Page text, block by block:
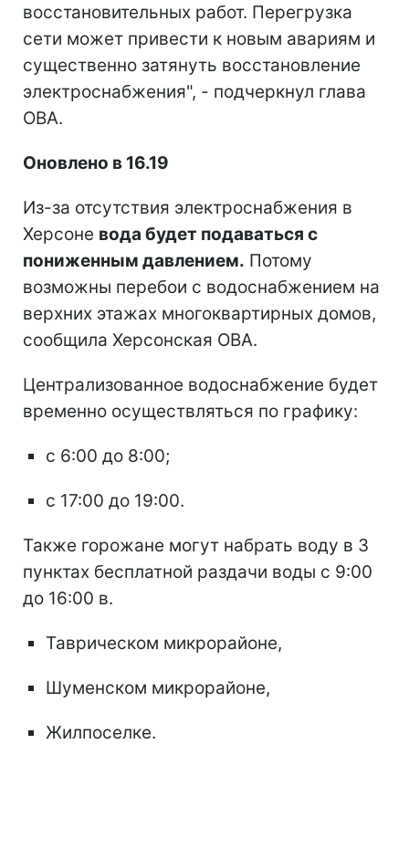
восстановительных работ. Перегрузка
сети может привести к новым авариям и
существенно затянуть восстановление
электроснабжения", - подчеркнул глава
ОВА.
Оновлено в 16.19
Из-за отсутствия электроснабжения в
Херсоне вода будет подаваться с
пониженным давлением. Потому
возможны перебои с водоснабжением на
верхних этажах многоквартирных домов,
сообщила Херсонская ОВА.
Централизованное водоснабжение будет
временно осуществляться по графику:
с 6:00 до 8:00;
с 17:00 до 19:00.
Также горожане могут набрать воду в 3
пунктах бесплатной раздачи воды с 9:00
до 16:00 в.
Таврическом микрорайоне,
Шуменском микрорайоне,
Жилпоселке.